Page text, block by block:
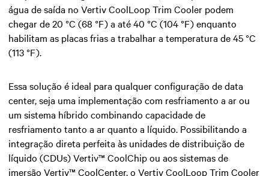
água de saída no Vertiv CoolLoop Trim Cooler podem
chegar de 20 °C (68 °F) a até 40 °C (104 °F) enquanto
habilitam as placas frias a trabalhar a temperatura de 45 °C
(113 °F).
Essa solução é ideal para qualquer configuração de data
center, seja uma implementação com resfriamento a ar ou
um sistema híbrido combinando capacidade de
resfriamento tanto a ar quanto a líquido. Possibilitando a
integração direta perfeita às unidades de distribuição de
líquido (CDUs) Vertiv™ CoolChip ou aos sistemas de
imersão Vertiv™ CoolCenter, o Vertiv CoolLoop Trim Cooler